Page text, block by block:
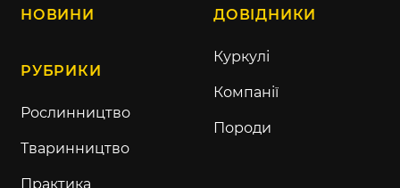
НОВИНИ
РУБРИКИ
Рослинництво
Тваринництво
Практика
ДОВІДНИКИ
Куркулі
Компанії
Породи